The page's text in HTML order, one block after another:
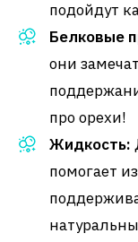
подойдут
Белковые
они
про орехи!
Жидкость:
помогает